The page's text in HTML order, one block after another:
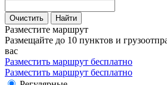
Очистить Найти
Разместите маршрут
Размещайте до 10 пунктов и
вас
Разместить маршрут бесплатно
Разместить маршрут бесплатно